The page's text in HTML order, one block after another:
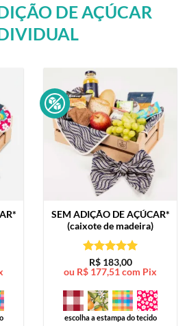
DE AÇÚCAR
SEM ADIÇÃO DE AÇÚCAR*
(caixote de madeira)
Avaliação5
de 5
R$183,00
ou R$ 177,51com Pix
escolha a estampa do tecido